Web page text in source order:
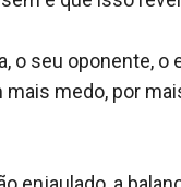
para um mundo
Paolini…Fãs de
Ascensão dos